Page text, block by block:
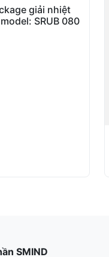
giải nhiệt
SRUB 080
SMIND